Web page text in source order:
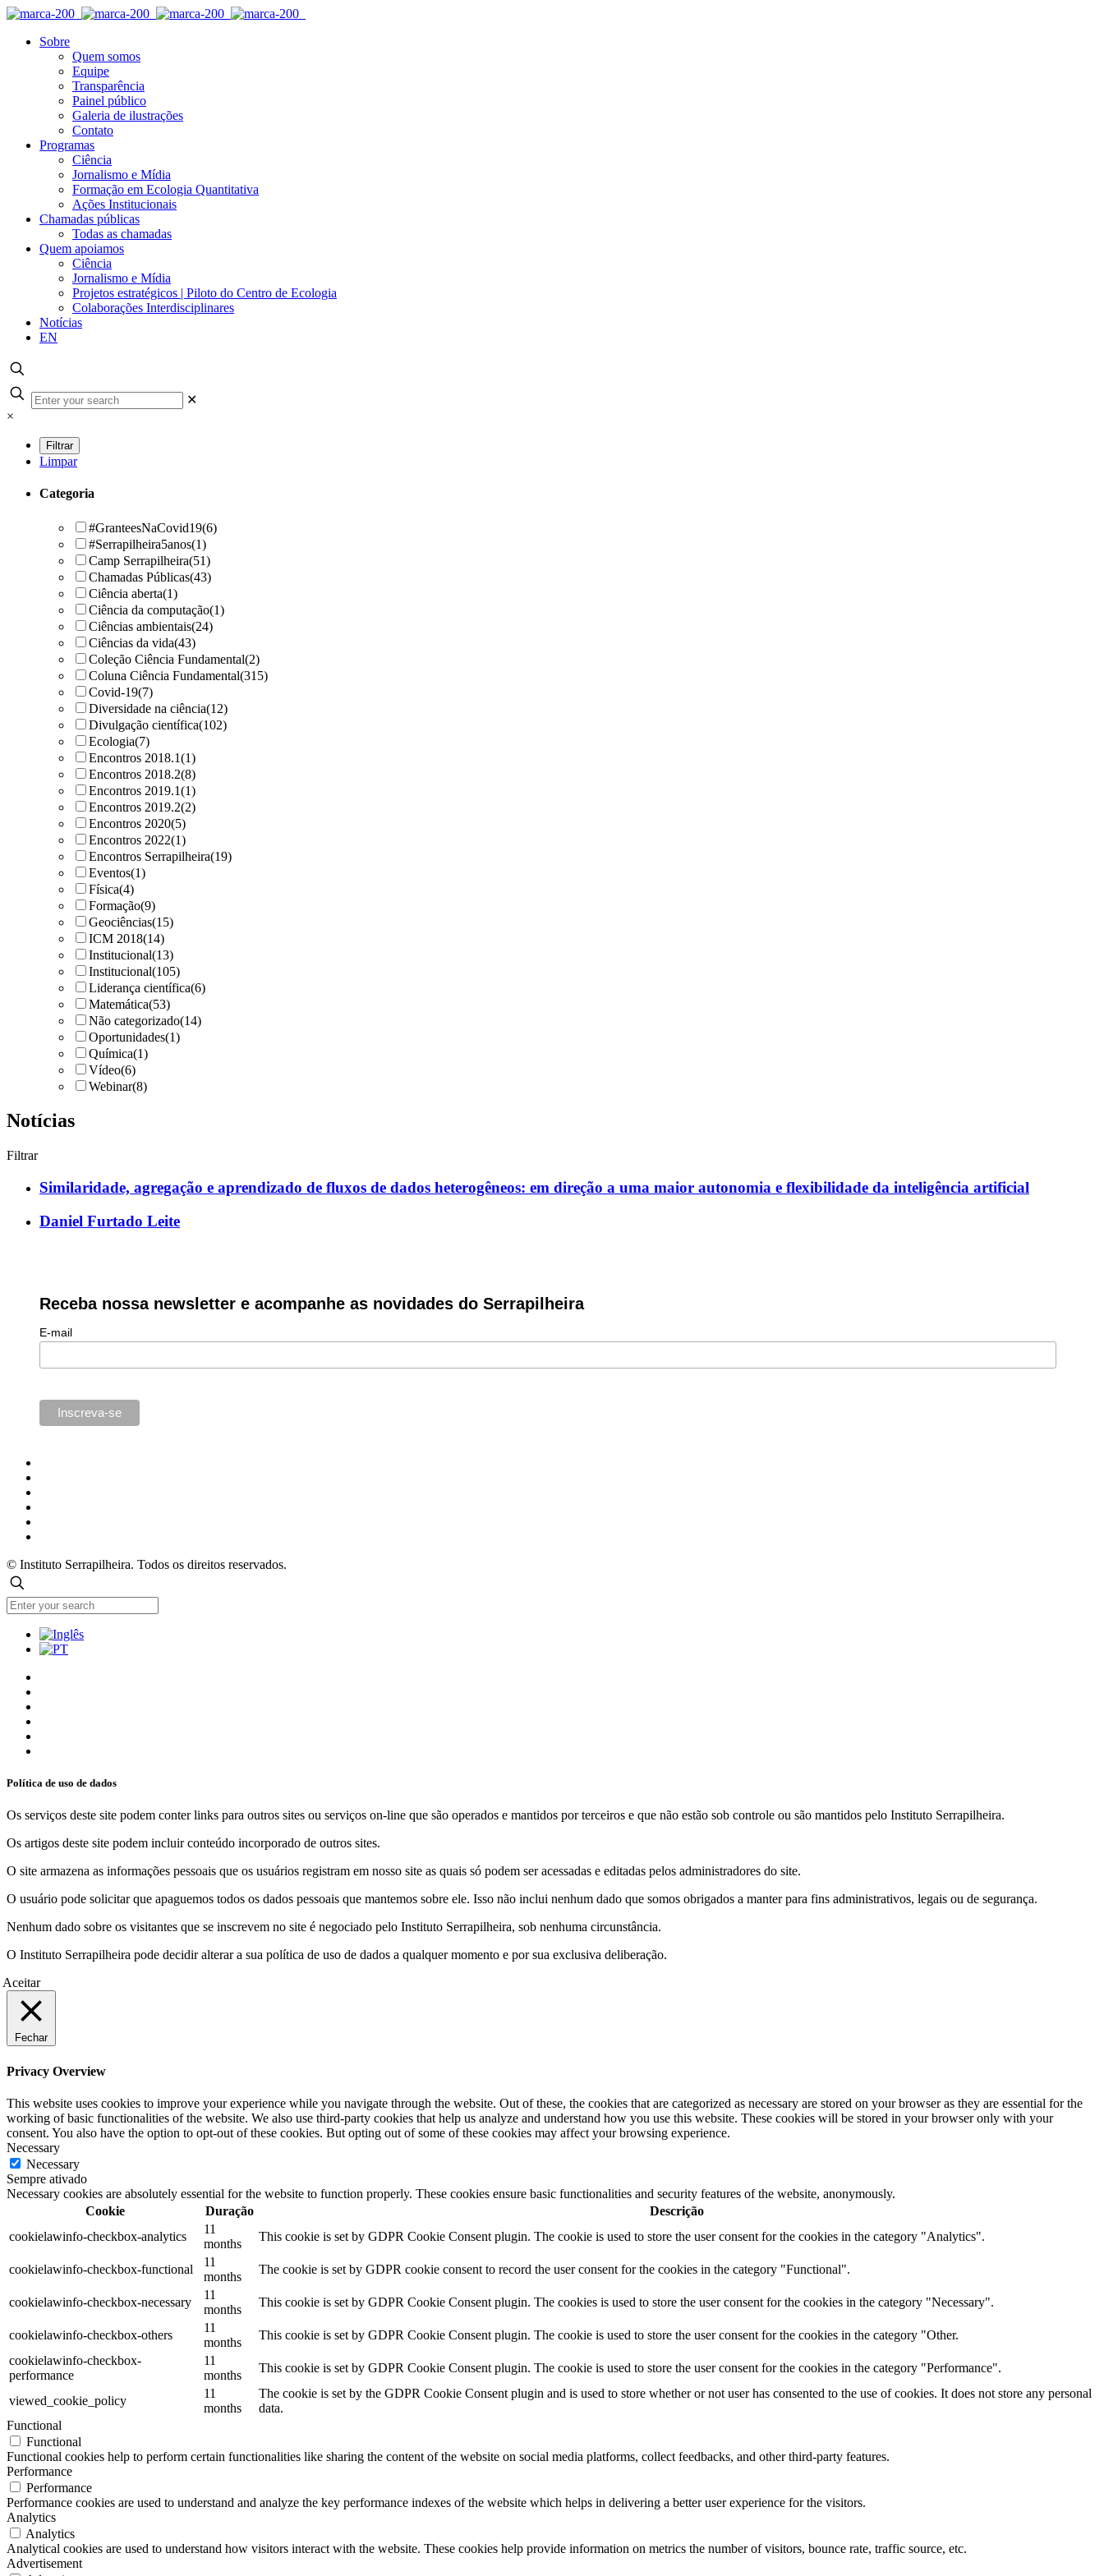
Sobre
Quem somos
Equipe
Transparência
Painel público
Galeria de ilustrações
Contato
Programas
Ciência
Jornalismo e Mídia
Formação em Ecologia Quantitativa
Ações Institucionais
Chamadas públicas
Todas as chamadas
Quem apoiamos
Ciência
Jornalismo e Mídia
Projetos estratégicos | Piloto do Centro de Ecologia
Colaborações Interdisciplinares
Notícias
EN
✕
×
Limpar
Categoria
#GranteesNaCovid19(6)
#Serrapilheira5anos(1)
Camp Serrapilheira(51)
Chamadas Públicas(43)
Ciência aberta(1)
Ciência da computação(1)
Ciências ambientais(24)
Ciências da vida(43)
Coleção Ciência Fundamental(2)
Coluna Ciência Fundamental(315)
Covid-19(7)
Diversidade na ciência(12)
Divulgação científica(102)
Ecologia(7)
Encontros 2018.1(1)
Encontros 2018.2(8)
Encontros 2019.1(1)
Encontros 2019.2(2)
Encontros 2020(5)
Encontros 2022(1)
Encontros Serrapilheira(19)
Eventos(1)
Física(4)
Formação(9)
Geociências(15)
ICM 2018(14)
Institucional(13)
Institucional(105)
Liderança científica(6)
Matemática(53)
Não categorizado(14)
Oportunidades(1)
Química(1)
Vídeo(6)
Webinar(8)
Notícias
Filtrar
Similaridade, agregação e aprendizado de fluxos de dados heterogêneos: em direção a uma maior autonomia e flexibilidade da inteligência artificial
Daniel Furtado Leite
Receba nossa newsletter e acompanhe as novidades do Serrapilheira
E-mail
© Instituto Serrapilheira. Todos os direitos reservados.
Política de uso de dados
Os serviços deste site podem conter links para outros sites ou serviços on-line que são operados e mantidos por terceiros e que não estão sob controle ou são mantidos pelo Instituto Serrapilheira.
Os artigos deste site podem incluir conteúdo incorporado de outros sites.
O site armazena as informações pessoais que os usuários registram em nosso site as quais só podem ser acessadas e editadas pelos administradores do site.
O usuário pode solicitar que apaguemos todos os dados pessoais que mantemos sobre ele. Isso não inclui nenhum dado que somos obrigados a manter para fins administrativos, legais ou de segurança.
Nenhum dado sobre os visitantes que se inscrevem no site é negociado pelo Instituto Serrapilheira, sob nenhuma circunstância.
O Instituto Serrapilheira pode decidir alterar a sua política de uso de dados a qualquer momento e por sua exclusiva deliberação.
Aceitar
Fechar
Privacy Overview
This website uses cookies to improve your experience while you navigate through the website. Out of these, the cookies that are categorized as necessary are stored on your browser as they are essential for the
working of basic functionalities of the website. We also use third-party cookies that help us analyze and understand how you use this website. These cookies will be stored in your browser only with your
consent. You also have the option to opt-out of these cookies. But opting out of some of these cookies may affect your browsing experience.
Necessary
Necessary
Sempre ativado
Necessary cookies are absolutely essential for the website to function properly. These cookies ensure basic functionalities and security features of the website, anonymously.
Cookie
Duração
Descrição
cookielawinfo-checkbox-analytics
11
months
This cookie is set by GDPR Cookie Consent plugin. The cookie is used to store the user consent for the cookies in the category "Analytics".
cookielawinfo-checkbox-functional
11
months
The cookie is set by GDPR cookie consent to record the user consent for the cookies in the category "Functional".
cookielawinfo-checkbox-necessary
11
months
This cookie is set by GDPR Cookie Consent plugin. The cookies is used to store the user consent for the cookies in the category "Necessary".
cookielawinfo-checkbox-others
11
months
This cookie is set by GDPR Cookie Consent plugin. The cookie is used to store the user consent for the cookies in the category "Other.
cookielawinfo-checkbox-
performance
11
months
This cookie is set by GDPR Cookie Consent plugin. The cookie is used to store the user consent for the cookies in the category "Performance".
viewed_cookie_policy
11
months
The cookie is set by the GDPR Cookie Consent plugin and is used to store whether or not user has consented to the use of cookies. It does not store any personal
data.
Functional
Functional
Functional cookies help to perform certain functionalities like sharing the content of the website on social media platforms, collect feedbacks, and other third-party features.
Performance
Performance
Performance cookies are used to understand and analyze the key performance indexes of the website which helps in delivering a better user experience for the visitors.
Analytics
Analytics
Analytical cookies are used to understand how visitors interact with the website. These cookies help provide information on metrics the number of visitors, bounce rate, traffic source, etc.
Advertisement